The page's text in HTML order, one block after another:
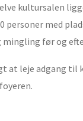
kultursalen
personer med
før og
at leje adgang til